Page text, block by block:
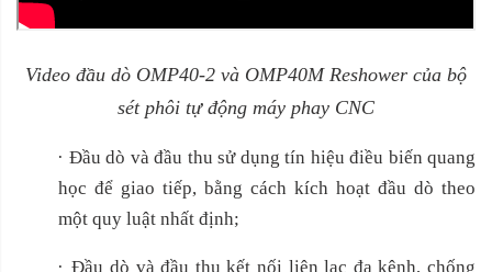
Video đầu dò OMP40-2 và OMP40M Reshower của bộ
sét phôi tự động máy phay CNC
· Đầu dò và đầu thu sử dụng tín hiệu điều biến quang
học để giao tiếp, bằng cách kích hoạt đầu dò theo
một quy luật nhất định;
· Đầu dò và đầu thu kết nối liên lạc đa kênh, chống